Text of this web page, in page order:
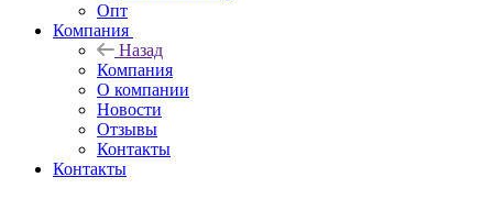
Опт
Компания
Назад
Компания
О компании
Новости
Отзывы
Контакты
Контакты